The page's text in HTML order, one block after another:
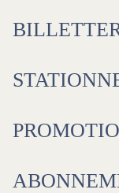
Carte
La